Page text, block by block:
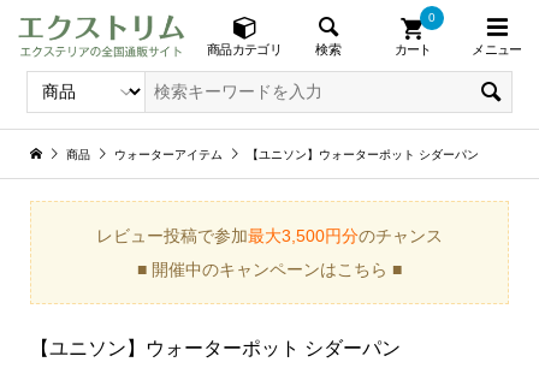
商品カテゴリ 検索 カート
0
メニュー
商品 ウォーターアイテム 【ユニソン】ウォーターポット シダーパン
レビュー投稿で参加最大3,500円分のチャンス
■ 開催中のキャンペーンはこちら ■
【ユニソン】ウォーターポット シダーパン